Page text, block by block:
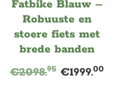
Fatbike Blauw –
Robuuste en
stoere fiets met
brede banden
€2098.95 €1999.00